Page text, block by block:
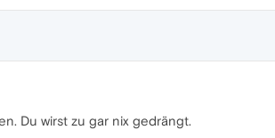
Du wirst zu gar nix gedrängt.